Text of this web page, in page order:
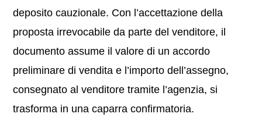
deposito cauzionale. Con l’accettazione della
proposta irrevocabile da parte del venditore, il
documento assume il valore di un accordo
preliminare di vendita e l’importo dell’assegno,
consegnato al venditore tramite l’agenzia, si
trasforma in una caparra confirmatoria.